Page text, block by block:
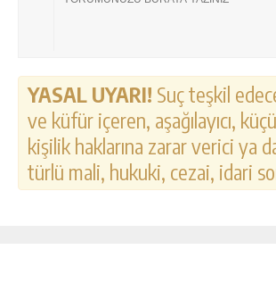
YASAL UYARI! Suç teşkil
ve küfür içeren, aşağılayıcı,
kişilik haklarına zarar verici ya
türlü mali, hukuki, cezai, idari